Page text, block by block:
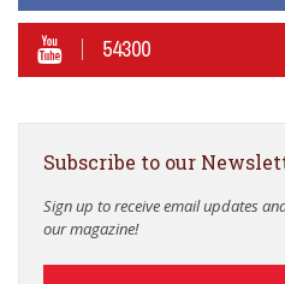
54300
Subscribe to our
Sign up to receive email updates
our magazine!